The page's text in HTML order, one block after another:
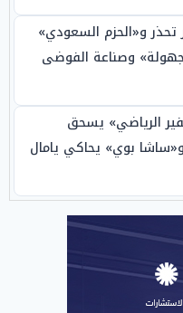
تحذر و«الحزم السعودي»
وصناعة الفوضى
الرياضي» يسحق
بوي» يحاكي يامال